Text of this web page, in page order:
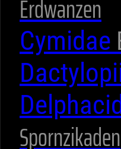
Erdwanzen
Cymidae
Spornzikaden